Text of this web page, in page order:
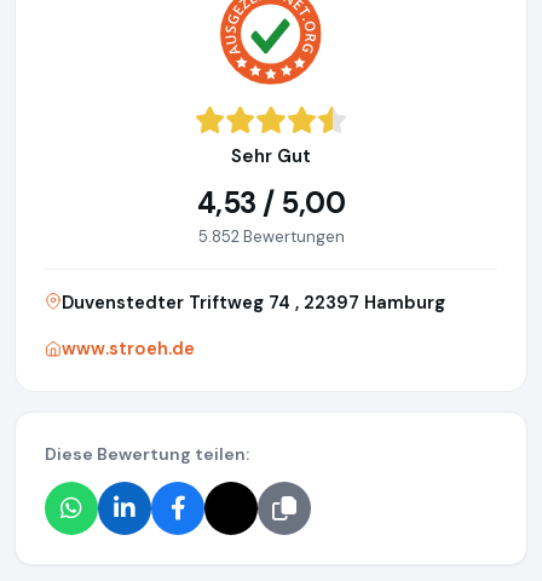
Sehr Gut
4,53 / 5,00
5.852 Bewertungen
Duvenstedter Triftweg 74 , 22397 Hamburg
www.stroeh.de
Diese Bewertung teilen: